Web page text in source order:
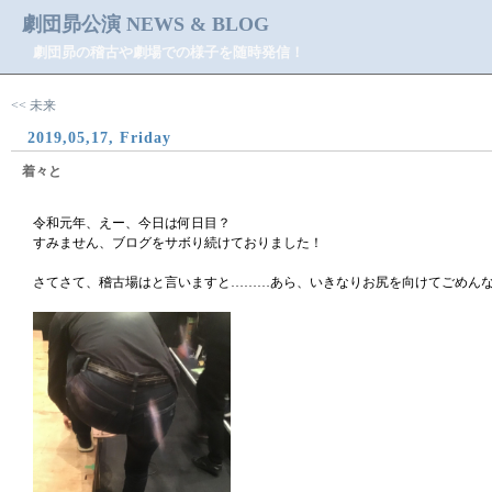
劇団昴公演 NEWS & BLOG
劇団昴の稽古や劇場での様子を随時発信！
<< 未来
2019,05,17, Friday
着々と
令和元年、えー、今日は何日目？
すみません、ブログをサボり続けておりました！
さてさて、稽古場はと言いますと………あら、いきなりお尻を向けてごめんな